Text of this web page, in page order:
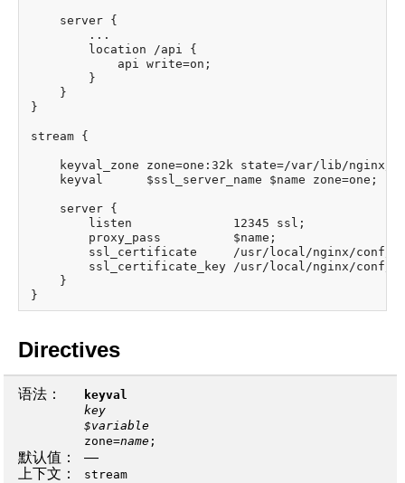
    server {
        ...
        location /api {
            api write=on;
        }
    }
}
stream {
keyval_zone zone=one:32k state=/var/lib/nginx/
    keyval      $ssl_server_name $name zone=one;
    server {
        listen              12345 ssl;
        proxy_pass          $name;
ssl_certificate     /usr/local/nginx/conf/
ssl_certificate_key /usr/local/nginx/conf/
    }
Directives
语法：
keyval
key
$variable
zone=name ;
默认值：
—
上下文：
stream